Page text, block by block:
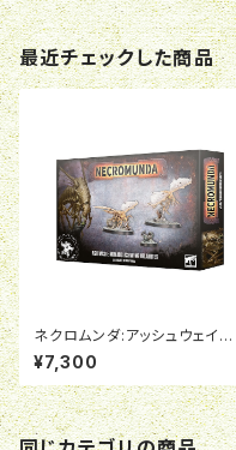
最近チェックした商品
ネクロムンダ:アッシュウェイス
ト・ノーマッド・アッシュウィング・
ヘラマイト
¥7,300